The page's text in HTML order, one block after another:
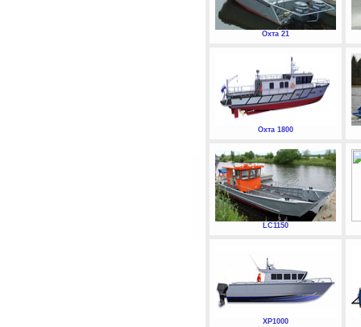
Охта 21
Охта 1800
LC1150
XP1000